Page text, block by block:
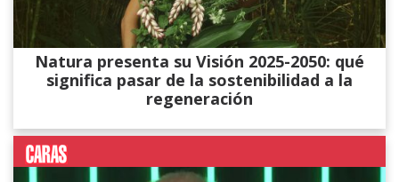
Natura presenta su Visión 2025-2050: qué
significa pasar de la sostenibilidad a la
regeneración